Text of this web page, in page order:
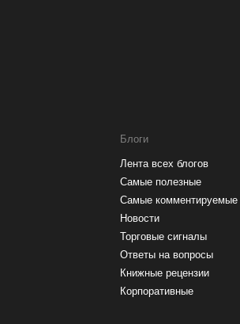
Блоги
Лента всех блогов
Самые полезные
Самые комментируемые
Новости
Торговые сигналы
Ответы на вопросы
Книжные рецензии
Корпоративные